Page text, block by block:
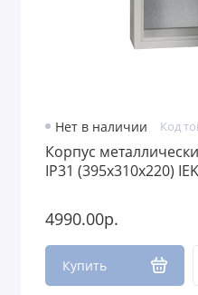
Нет в наличии Код
Корпус
IP31 (395х310х220)
4990.00р.
Купить